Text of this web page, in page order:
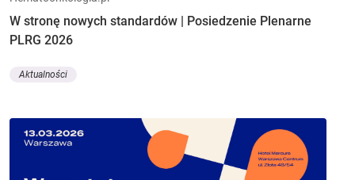
W stronę nowych standardów | Posiedzenie Plenarne
PLRG 2026
Aktualności